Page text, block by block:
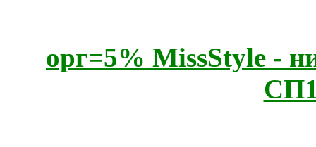
орг=5% MissStyle -